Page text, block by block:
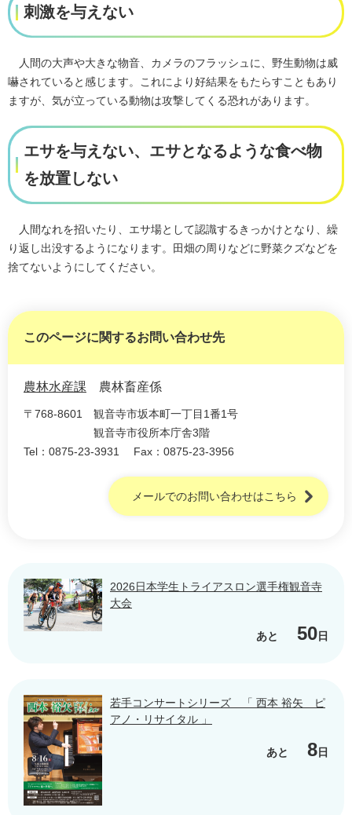
刺激を与えない
人間の大声や大きな物音、カメラのフラッシュに、野生動物は威
嚇されていると感じます。これにより好結果をもたらすこともあり
ますが、気が立っている動物は攻撃してくる恐れがあります。
エサを与えない、エサとなるような食べ物
を放置しない
人間なれを招いたり、エサ場として認識するきっかけとなり、繰
り返し出没するようになります。田畑の周りなどに野菜クズなどを
捨てないようにしてください。
このページに関するお問い合わせ先
農林水産課 農林畜産係
〒768-8601
観音寺市坂本町一丁目1番1号
観音寺市役所本庁舎3階
Tel：0875-23-3931
Fax：0875-23-3956
メールでのお問い合わせはこちら
2026日本学生トライアスロン選手権観音寺
大会
あと 50日
若手コンサートシリーズ 「 西本 裕矢 ピ
アノ・リサイタル 」
あと 8日